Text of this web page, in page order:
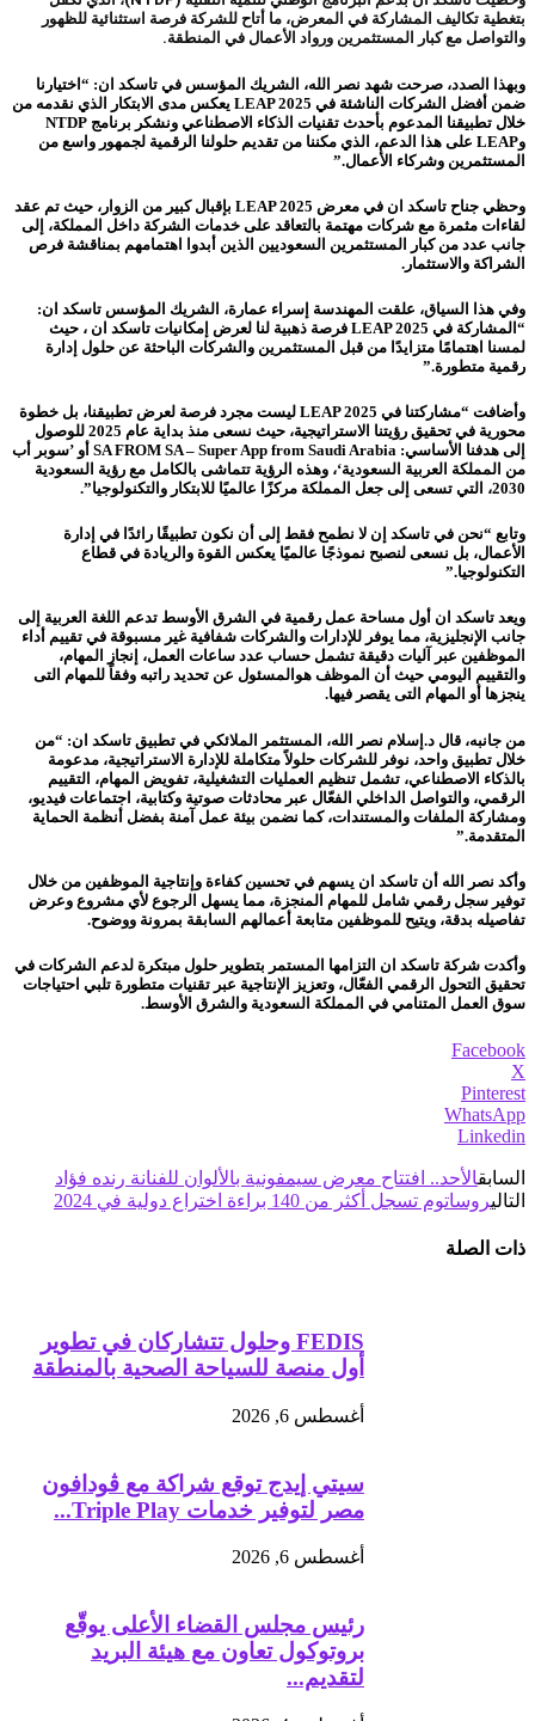
بتغطية تكاليف المشاركة في المعرض، ما أتاح للشركة فرصة استثنائية للظهور
والتواصل مع كبار المستثمرين ورواد الأعمال في المنطقة.
وبهذا الصدد، صرحت شهد نصر الله، الشريك المؤسس في تاسكد ان: “اختيارنا
ضمن أفضل الشركات الناشئة في LEAP 2025 يعكس مدى الابتكار الذي نقدمه من
خلال تطبيقنا المدعوم بأحدث تقنيات الذكاء الاصطناعي ونشكر برنامج NTDP
وLEAP على هذا الدعم، الذي مكننا من تقديم حلولنا الرقمية لجمهور واسع من
المستثمرين وشركاء الأعمال.”
وحظي جناح تاسكد ان في معرض LEAP 2025 بإقبال كبير من الزوار، حيث تم عقد
لقاءات مثمرة مع شركات مهتمة بالتعاقد على خدمات الشركة داخل المملكة، إلى
جانب عدد من كبار المستثمرين السعوديين الذين أبدوا اهتمامهم بمناقشة فرص
الشراكة والاستثمار.
وفي هذا السياق، علقت المهندسة إسراء عمارة، الشريك المؤسس تاسكد ان:
“المشاركة في LEAP 2025 فرصة ذهبية لنا لعرض إمكانيات تاسكد ان ، حيث
لمسنا اهتمامًا متزايدًا من قبل المستثمرين والشركات الباحثة عن حلول إدارة
رقمية متطورة.”
وأضافت “مشاركتنا في LEAP 2025 ليست مجرد فرصة لعرض تطبيقنا، بل خطوة
محورية في تحقيق رؤيتنا الاستراتيجية، حيث نسعى منذ بداية عام 2025 للوصول
إلى هدفنا الأساسي: SA FROM SA – Super App from Saudi Arabia أو ’سوبر أب
من المملكة العربية السعودية‘، وهذه الرؤية تتماشى بالكامل مع رؤية السعودية
2030، التي تسعى إلى جعل المملكة مركزًا عالميًا للابتكار والتكنولوجيا”.
وتابع “نحن في تاسكد إن لا نطمح فقط إلى أن نكون تطبيقًا رائدًا في إدارة
الأعمال، بل نسعى لنصبح نموذجًا عالميًا يعكس القوة والريادة في قطاع
التكنولوجيا.”
ويعد تاسكد ان أول مساحة عمل رقمية في الشرق الأوسط تدعم اللغة العربية إلى
جانب الإنجليزية، مما يوفر للإدارات والشركات شفافية غير مسبوقة في تقييم أداء
الموظفين عبر آليات دقيقة تشمل حساب عدد ساعات العمل، إنجاز المهام،
والتقييم اليومي حيث أن الموظف هوالمسئول عن تحديد راتبه وفقاً للمهام التى
ينجزها أو المهام التى يقصر فيها.
من جانبه، قال د.إسلام نصر الله، المستثمر الملائكي في تطبيق تاسكد ان: “من
خلال تطبيق واحد، نوفر للشركات حلولاً متكاملة للإدارة الاستراتيجية، مدعومة
بالذكاء الاصطناعي، تشمل تنظيم العمليات التشغيلية، تفويض المهام، التقييم
الرقمي، والتواصل الداخلي الفعّال عبر محادثات صوتية وكتابية، اجتماعات فيديو،
ومشاركة الملفات والمستندات، كما نضمن بيئة عمل آمنة بفضل أنظمة الحماية
المتقدمة.”
وأكد نصر الله أن تاسكد ان يسهم في تحسين كفاءة وإنتاجية الموظفين من خلال
توفير سجل رقمي شامل للمهام المنجزة، مما يسهل الرجوع لأي مشروع وعرض
تفاصيله بدقة، ويتيح للموظفين متابعة أعمالهم السابقة بمرونة ووضوح.
وأكدت شركة تاسكد ان التزامها المستمر بتطوير حلول مبتكرة لدعم الشركات في
تحقيق التحول الرقمي الفعّال، وتعزيز الإنتاجية عبر تقنيات متطورة تلبي احتياجات
سوق العمل المتنامي في المملكة السعودية والشرق الأوسط.
Facebook
X
Pinterest
WhatsApp
Linkedin
السابقالأحد.. افتتاح معرض سيمفونية بالألوان للفنانة رنده فؤاد
التاليروساتوم تسجل أكثر من 140 براءة اختراع دولية في 2024
ذات الصلة
FEDIS وحلول تتشاركان في تطوير
أول منصة للسياحة الصحية بالمنطقة
أغسطس 6, 2026
سيتي إيدج توقع شراكة مع ڤودافون
مصر لتوفير خدمات Triple Play...
أغسطس 6, 2026
رئيس مجلس القضاء الأعلى يوقّع
بروتوكول تعاون مع هيئة البريد
لتقديم...